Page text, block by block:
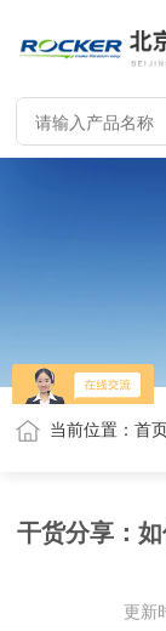
当前位置：首
干货分享：
更新